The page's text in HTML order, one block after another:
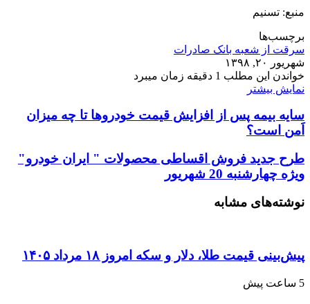
منبع: تسنیم
برچسب‌ها
سرقت از شعبه بانک صادرات
شهریور ۲۰, ۱۳۹۸
خواندن این مطلب 1 دقیقه زمان میبرد
نمایش بیشتر
سایه بیمه پس از افزایش قیمت خودروها تا چه میزان
اَمن است؟
طرح جدید فروش اقساطی محصولات " ایران خودرو"
ویژه چهارشنبه 20 شهریور
نوشته‌های مشابه
پیش‌بینی قیمت طلا، دلار و سکه امروز ۱۸ مرداد ۱۴۰۵
5 ساعت پیش